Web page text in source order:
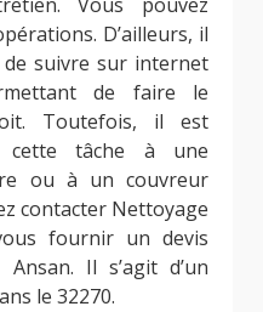
D’ailleurs, il
de suivre sur internet
de faire le
Toutefois, il est
cette tâche à une
ou à un couvreur
contacter Nettoyage
fournir un devis
Il s’agit d’un
le 32270.